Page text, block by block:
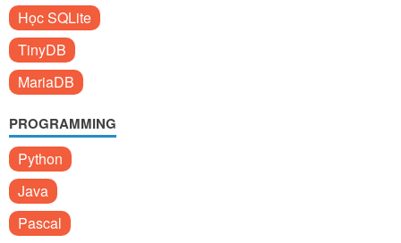
Học SQLite
TinyDB
MariaDB
PROGRAMMING
Python
Java
Pascal